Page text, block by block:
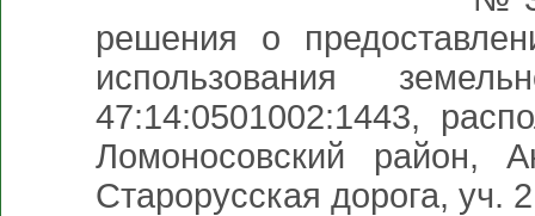
решения о
использования
47:14:0501002:1443,
Ломоносовский район,
Старорусская дорога, уч.